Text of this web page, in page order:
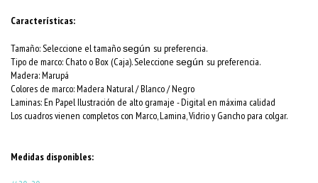
Características:
Tamaño: Seleccione el tamañosegún su preferencia.
Tipo de marco: Chato o Box (Caja). Seleccione según su preferencia.
Madera: Marupá
Colores de marco:Madera Natural / Blanco / Negro
Laminas: En Papel Ilustración de alto gramaje - Digital en máxima calidad
Los cuadros vienen completos con Marco, Lamina, Vidrio y Gancho para colgar.
Medidas disponibles: